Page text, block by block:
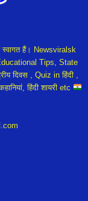
हैं। Newsviralsk
Tips, State
दिवस , Quiz in हिंदी ,
हिंदी शायरी etc